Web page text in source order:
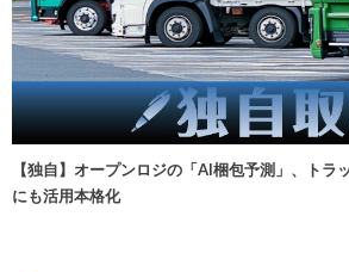
【独自】オープンロジの「AI梱包予測」、トラ
にも活用本格化